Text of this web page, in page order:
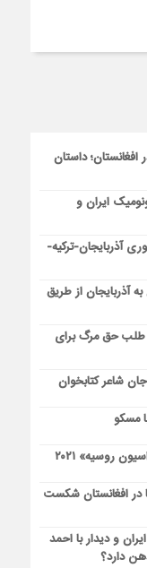
داستان
ایران و
آذربایجان-ترکیه-
آذربایجان از طریق
طلب حق مرگ برای
شاعر کتابخوان
مسکو
روسیه» ۲۰۲۱
در افغانستان شکست
و دیدار با احمد
دارد؟